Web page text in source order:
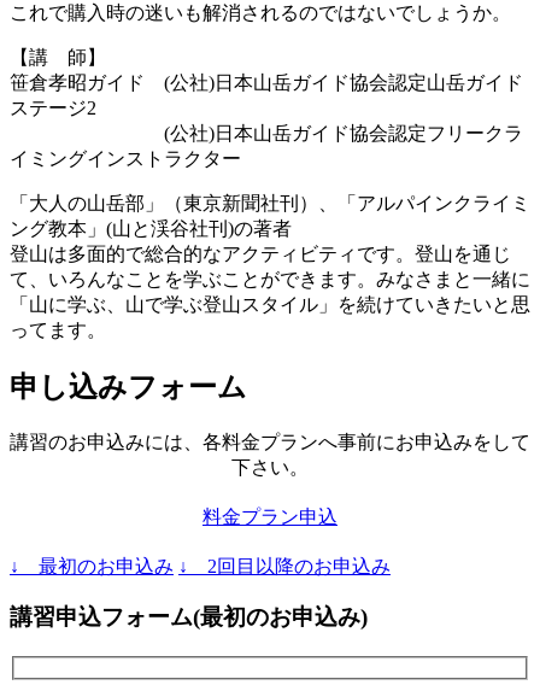
これで購入時の迷いも解消されるのではないでしょうか。
【講 師】
笹倉孝昭ガイド (公社)日本山岳ガイド協会認定山岳ガイド
ステージ2
(公社)日本山岳ガイド協会認定フリークラ
イミングインストラクター
「大人の山岳部」（東京新聞社刊）、「アルパインクライミ
ング教本」(山と渓谷社刊)の著者
登山は多面的で総合的なアクティビティです。登山を通じ
て、いろんなことを学ぶことができます。みなさまと一緒に
「山に学ぶ、山で学ぶ登山スタイル」を続けていきたいと思
ってます。
申し込みフォーム
講習のお申込みには、各料金プランへ事前にお申込みをして
下さい。
料金プラン申込
↓ 最初のお申込み ↓ 2回目以降のお申込み
講習申込フォーム(最初のお申込み)